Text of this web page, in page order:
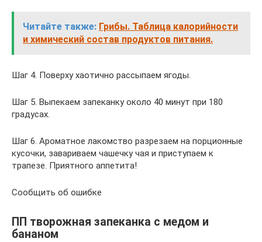
Читайте также: Грибы. Таблица калорийности
и химический состав продуктов питания.
Шаг 4. Поверху хаотично рассыпаем ягоды.
Шаг 5. Выпекаем запеканку около 40 минут при 180
градусах.
Шаг 6. Ароматное лакомство разрезаем на порционные
кусочки, завариваем чашечку чая и приступаем к
трапезе. Приятного аппетита!
Сообщить об ошибке
ПП творожная запеканка с медом и
бананом